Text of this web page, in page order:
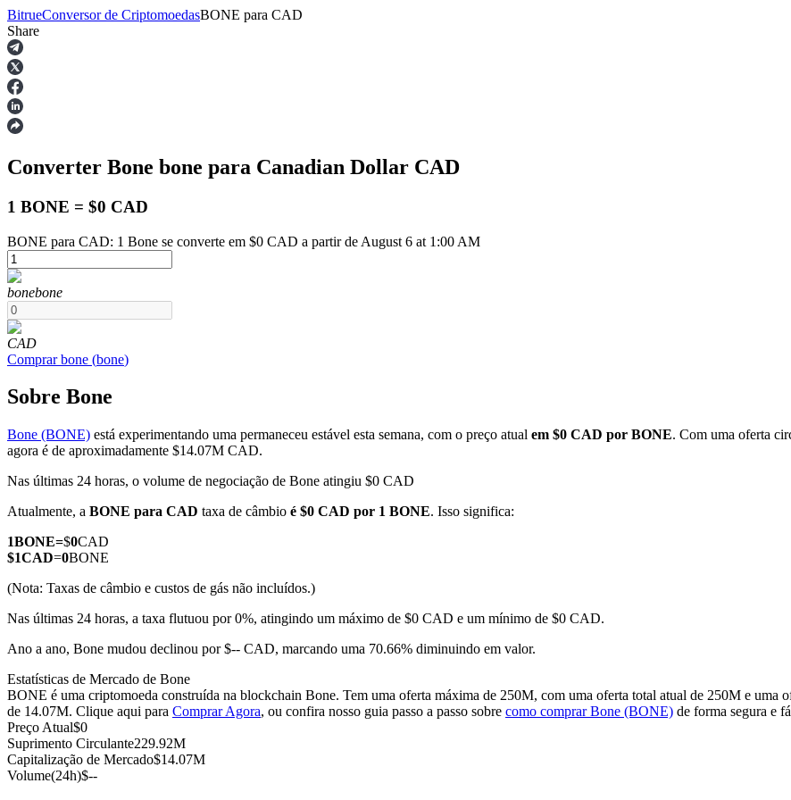
Futuros
Futuros de USDT
Futuros usando USDT como garantia
Futuros COIN-M
Futuros de criptomoeda
BitrueConversor de CriptomoedasBONE para CAD
Share
Converter Bone bone para Canadian Dollar CAD
1 BONE = $0 CAD
BONE para CAD: 1 Bone se converte em $0 CAD a partir de August 6 at 1:00 AM
bonebone
CAD
Comprar bone (bone)
Sobre Bone
Bone (BONE) está experimentando uma permaneceu estável esta semana, com o preço atual em $0 CAD por BONE. Com uma oferta
agora é de aproximadamente $14.07M CAD.
Nas últimas 24 horas, o volume de negociação de Bone atingiu $0 CAD
Atualmente, a BONE para CAD taxa de câmbio é $0 CAD por 1 BONE. Isso significa:
1BONE=$0CAD
$1CAD=0BONE
(Nota: Taxas de câmbio e custos de gás não incluídos.)
Nas últimas 24 horas, a taxa flutuou por 0%, atingindo um máximo de $0 CAD e um mínimo de $0 CAD.
Ano a ano, Bone mudou declinou por $-- CAD, marcando uma 70.66% diminuindo em valor.
Estatísticas de Mercado de Bone
BONE é uma criptomoeda construída na blockchain Bone. Tem uma oferta máxima de 250M, com uma oferta total atual de 250M e uma
de 14.07M. Clique aqui para Comprar Agora, ou confira nosso guia passo a passo sobre como comprar Bone (BONE) de forma segura e
Preço Atual$0
Suprimento Circulante229.92M
Capitalização de Mercado$14.07M
Volume(24h)$--